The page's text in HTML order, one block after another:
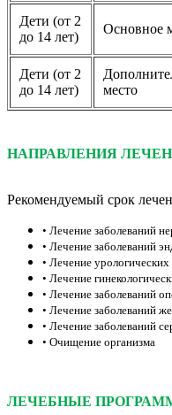
Дети (от 2
до 14 лет)
Основное
Дети (от 2
до 14 лет)
место
НАПРАВЛЕНИЯ
Рекомендуемый срок
• Лечение заболеваний
• Лечение заболеваний
• Лечение урологических
• Лечение
• Лечение заболеваний
• Лечение заболеваний
• Лечение заболеваний
• Очищение организма
ЛЕЧЕБНЫЕ